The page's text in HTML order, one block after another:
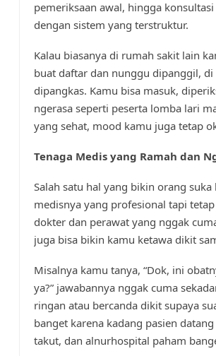
pemeriksaan awal, hingga
dengan sistem yang terstruktur.
Kalau biasanya di rumah sakit lain
buat daftar dan nunggu dipanggil,
dipangkas. Kamu bisa masuk,
ngerasa seperti peserta lomba lari
yang sehat, mood kamu juga tetap
Tenaga Medis yang Ramah dan
Salah satu hal yang bikin orang
medisnya yang profesional tapi
dokter dan perawat yang nggak
juga bisa bikin kamu ketawa dikit
Misalnya kamu tanya, “Dok, ini
ya?” jawabannya nggak cuma
ringan atau bercanda dikit supaya
banget karena kadang pasien
takut, dan alnurhospital paham